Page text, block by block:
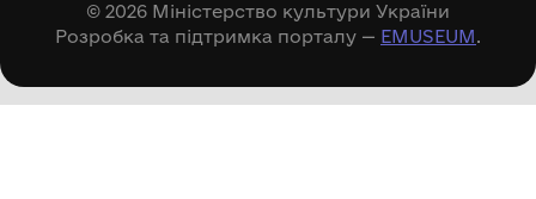
© 2026 Міністерство культури України
Розробка та підтримка порталу — EMUSEUM.